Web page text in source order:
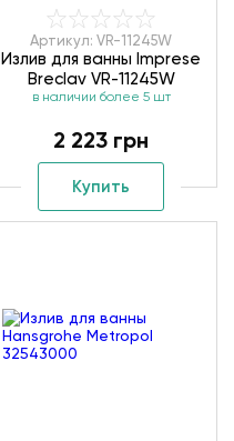
Артикул: VR-11245W
Излив для ванны Imprese
Breclav VR-11245W
в наличии более 5 шт
2 223 грн
Купить